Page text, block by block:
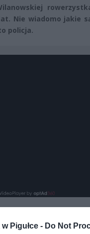
Pigułce - Do Not
Nie wiadomo jakie
policja.